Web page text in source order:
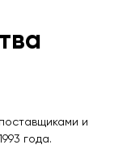
и
года.